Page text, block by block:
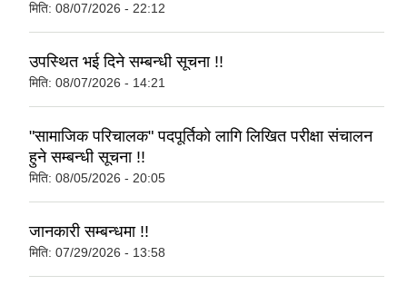
मिति: 08/07/2026 - 22:12
उपस्थित भई दिने सम्बन्धी सूचना !!
मिति: 08/07/2026 - 14:21
"सामाजिक परिचालक" पदपूर्तिको लागि लिखित परीक्षा संचालन
हुने सम्बन्धी सूचना !!
मिति: 08/05/2026 - 20:05
जानकारी सम्बन्धमा !!
मिति: 07/29/2026 - 13:58